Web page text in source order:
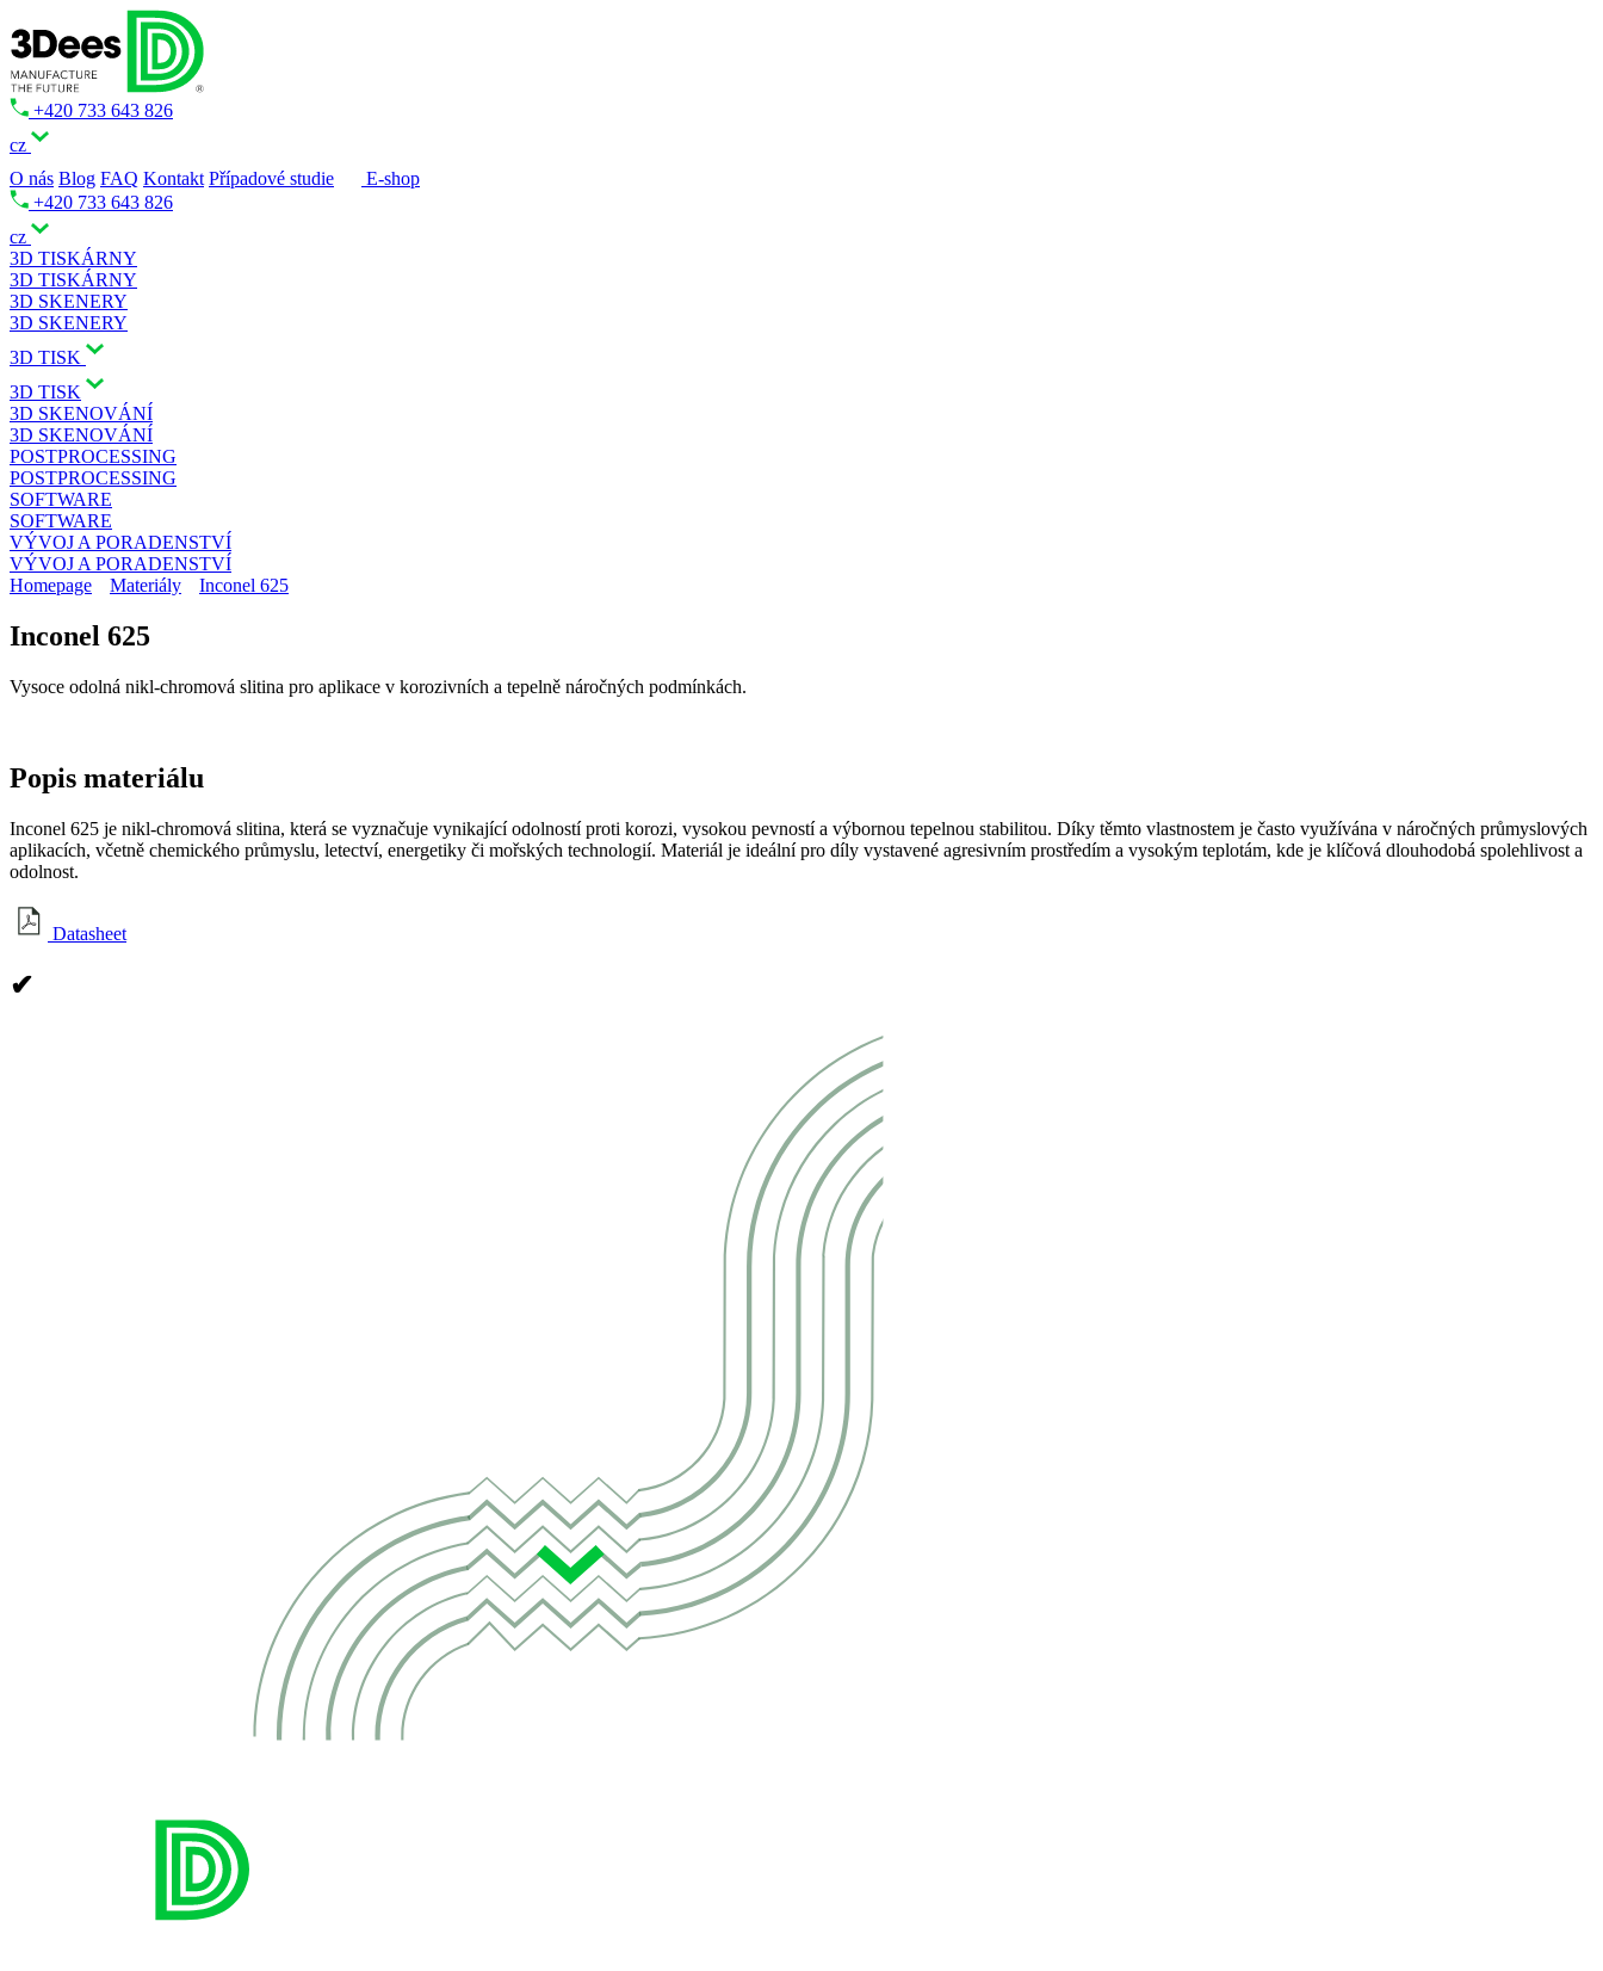
+420 733 643 826
cz
O nás Blog FAQ Kontakt Případové studie
E-shop
+420 733 643 826
cz
3D TISKÁRNY
3D TISKÁRNY
3D SKENERY
3D SKENERY
3D TISK
3D TISK
3D SKENOVÁNÍ
3D SKENOVÁNÍ
POSTPROCESSING
POSTPROCESSING
SOFTWARE
SOFTWARE
VÝVOJ A PORADENSTVÍ
VÝVOJ A PORADENSTVÍ
Homepage
Materiály Inconel 625
Inconel 625
Vysoce odolná nikl-chromová slitina pro aplikace v korozivních a tepelně náročných podmínkách.
Popis materiálu
Inconel 625 je nikl‑chromová slitina, která se vyznačuje vynikající odolností proti korozi, vysokou pevností a výbornou tepelnou stabilitou. Díky těmto vlastnostem je často využívána v náročných průmyslových
aplikacích, včetně chemického průmyslu, letectví, energetiky či mořských technologií. Materiál je ideální pro díly vystavené agresivním prostředím a vysokým teplotám, kde je klíčová dlouhodobá spolehlivost a
odolnost.
Datasheet
✔